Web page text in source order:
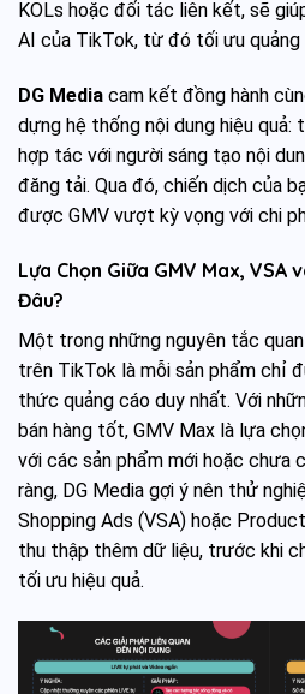
KOLs hoặc đối tác liên kết, sẽ
AI của TikTok, từ đó tối ưu
DG Media cam kết đồng hành
dựng hệ thống nội dung hiệu
hợp tác với người sáng tạo nội
đăng tải. Qua đó, chiến dịch của
được GMV vượt kỳ vọng với chi
Lựa Chọn Giữa GMV Max, VSA
Đâu?
Một trong những nguyên tắc
trên TikTok là mỗi sản phẩm chỉ
thức quảng cáo duy nhất. Với
bán hàng tốt, GMV Max là lựa
với các sản phẩm mới hoặc chưa
ràng, DG Media gợi ý nên thử
Shopping Ads (VSA) hoặc
thu thập thêm dữ liệu, trước khi
tối ưu hiệu quả.